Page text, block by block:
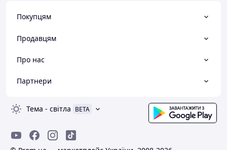
Покупцям
Продавцям
Про нас
Партнери
Тема - світла BETA